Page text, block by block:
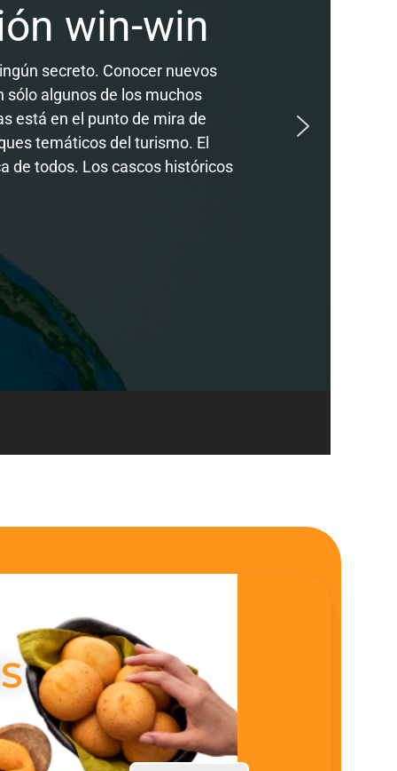
win-win
secreto. Conocer nuevos
algunos de los muchos
está en el punto de mira de
temáticos del turismo. El
de todos. Los cascos históricos